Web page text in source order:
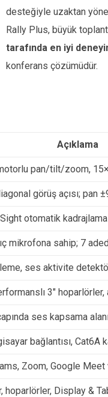
desteğiyle uzaktan
Rally Plus, büyük
tarafında en iyi
konferans çözümüdür.
Açıklama
pan/tilt/zoom,
görüş açısı; pan
otomatik
mikrofona sahip; 7
ses aktivite
3″ hoparlörler,
ses kapsama
bağlantısı, Cat6A
Zoom, Google Meet
hoparlörler, Display &